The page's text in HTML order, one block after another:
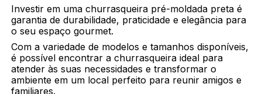
Investir em uma churrasqueira pré-moldada preta é
garantia de durabilidade, praticidade e elegância para
o seu espaço gourmet.
Com a variedade de modelos e tamanhos disponíveis,
é possível encontrar a churrasqueira ideal para
atender às suas necessidades e transformar o
ambiente em um local perfeito para reunir amigos e
familiares.